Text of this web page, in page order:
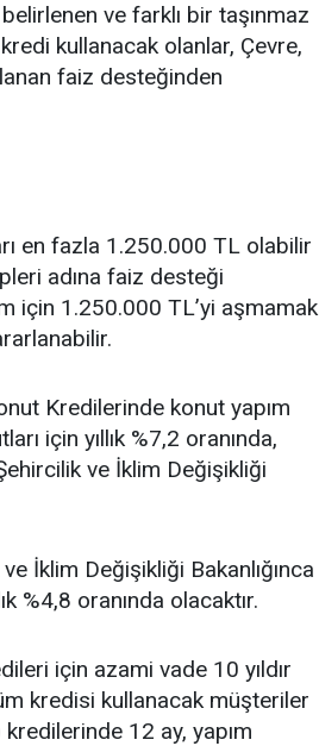
ve farklı bir taşınmaz
kullanacak olanlar, Çevre,
faiz desteğinden
en fazla 1.250.000 TL olabilir
adına faiz desteği
için 1.250.000 TL’yi aşmamak
Kredilerinde konut yapım
için yıllık %7,2 oranında,
ve İklim Değişikliği
İklim Değişikliği Bakanlığınca
%4,8 oranında olacaktır.
için azami vade 10 yıldır
kredisi kullanacak müşteriler
12 ay, yapım